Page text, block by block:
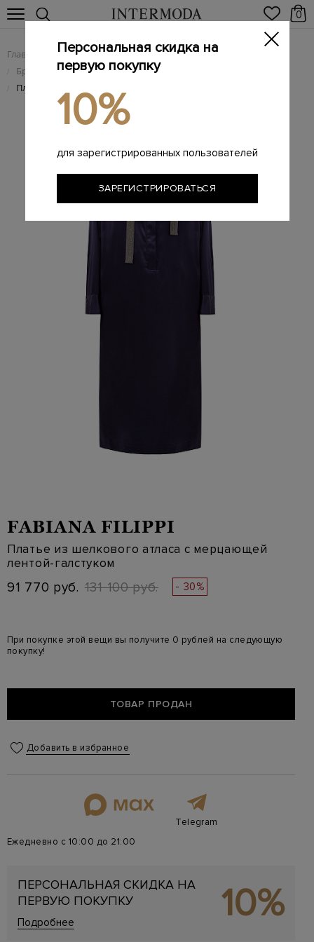
0
Главная Женщинам / Женская одежда
/ Брендовые женские платья
/ Платье из шелкового атласа с мерцающей лентой-галстуком
FABIANA FILIPPI
Платье из шелкового атласа с мерцающей
лентой-галстуком
91 770 руб. 131 100 руб. - 30%
При покупке этой вещи вы получите 0 рублей на следующую
покупку!
ТОВАР ПРОДАН
Добавить в избранное
Telegram
Ежедневно с 10:00 до 21:00
ПЕРСОНАЛЬНАЯ СКИДКА НА
ПЕРВУЮ ПОКУПКУ
Подробнее 10%
Персональная скидка на
первую покупку
10%
для зарегистрированных пользователей
ЗАРЕГИСТРИРОВАТЬСЯ